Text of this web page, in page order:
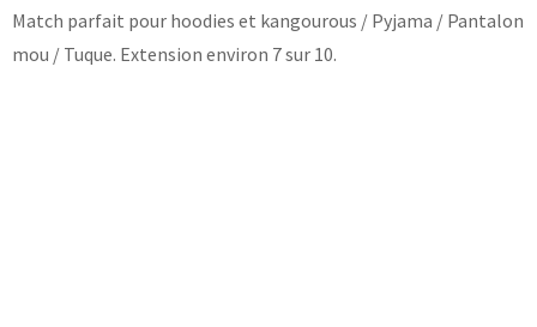
Match parfait pour hoodies et kangourous / Pyjama / Pantalon
mou / Tuque. Extension environ 7 sur 10.